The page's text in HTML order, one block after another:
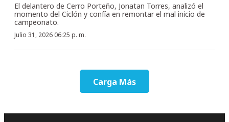
El delantero de Cerro Porteño, Jonatan Torres, analizó el
momento del Ciclón y confía en remontar el mal inicio de
campeonato.
Julio 31, 2026 06:25 p. m.
Carga Más